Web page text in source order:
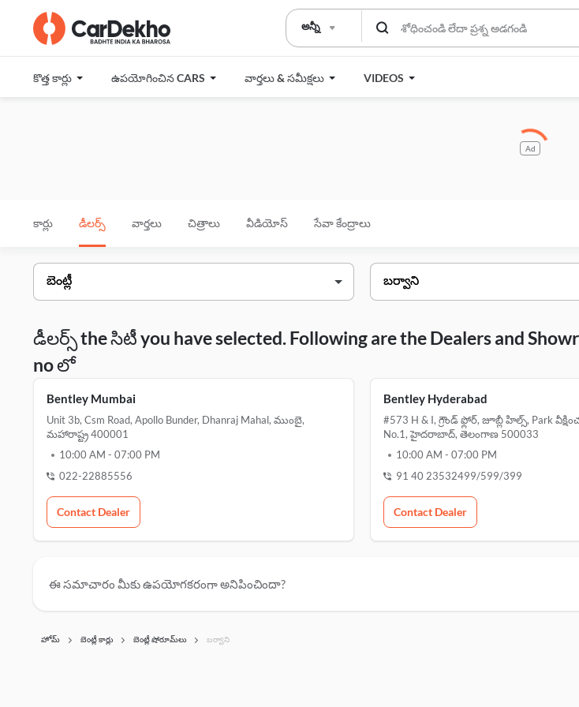
అన్నీ
కొత్త కార్లు ఉపయోగించిన CARS వార్తలు & సమీక్షలు VIDEOS
Ad
కార్లు డీలర్స్ వార్తలు చిత్రాలు వీడియోస్ సేవా కేంద్రాలు
డీలర్స్ the సిటీ you have selected. Following are the Dealers and
no లో
Bentley Mumbai
Unit 3b, Csm Road, Apollo Bunder, Dhanraj Mahal, ముంబై,
మహారాష్ట్ర 400001
10:00 AM - 07:00 PM
022-22885556
Contact Dealer
Bentley Hyderabad
#573 H & I, గ్రౌండ్ ఫ్లోర్, జూబ్లీ హిల్స్, Park
No.1, హైదరాబాద్, తెలంగాణ 500033
10:00 AM - 07:00 PM
91 40 23532499/599/399
Contact Dealer
ఈ సమాచారం మీకు ఉపయోగకరంగా అనిపించిందా?
హోమ్ బెంట్లీ కార్లు బెంట్లీ షోరూమ్‌లు బర్వాని